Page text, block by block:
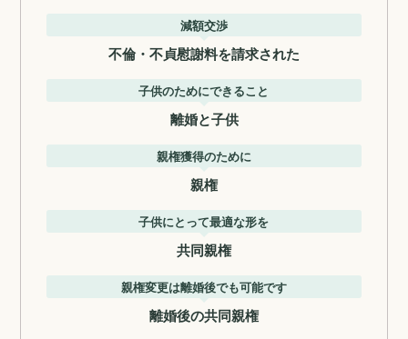
減額交渉
不倫・不貞慰謝料を請求された
子供のためにできること
離婚と子供
親権獲得のために
親権
子供にとって最適な形を
共同親権
親権変更は離婚後でも可能です
離婚後の共同親権